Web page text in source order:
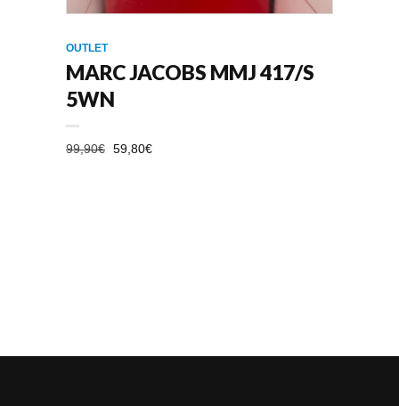
OUTLET
MARC JACOBS MMJ 417/S
5WN
99,90€ EL
59,80€EL